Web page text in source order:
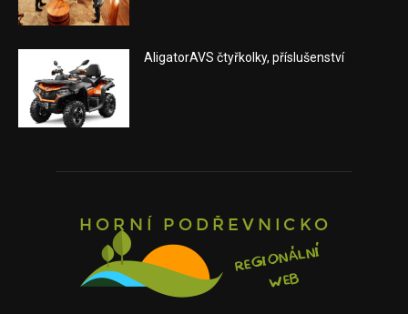
AligatorAVS čtyřkolky, příslušenství